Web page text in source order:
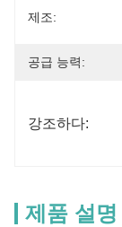
제조:
공급 능력:
강조하다:
제품 설명